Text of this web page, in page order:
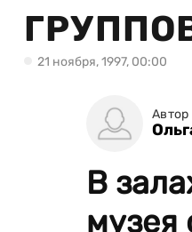
21 ноября, 1997, 00:00
Автор
В
музея